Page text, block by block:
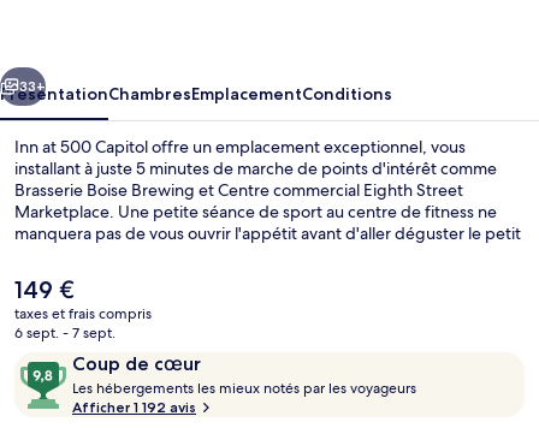
Suivant
33+
PrésentationChambresEmplacementConditions
Inn at 500 Capitol offre un emplacement exceptionnel, vous
installant à juste 5 minutes de marche de points d'intérêt comme
Brasserie Boise Brewing et Centre commercial Eighth Street
Marketplace. Une petite séance de sport au centre de fitness ne
manquera pas de vous ouvrir l'appétit avant d'aller déguster le petit
navette vers et depuis l'aéroport, un bar / salon et un snack-bar/une
épicerie fine figurent également parmi les petits plus offerts.
L'excellence du service de chambre et le personnel attentionné
remportent un franc succès auprès des autres voyageurs.
Le
prix
actuel
de
149 €.
149 €
taxes et frais compris
6 sept. - 7 sept.
Avis
voyageurs
Coup de cœur
9,8
sur
10,
Les hébergements les mieux notés par les voyageurs
Afficher 1 192 avis